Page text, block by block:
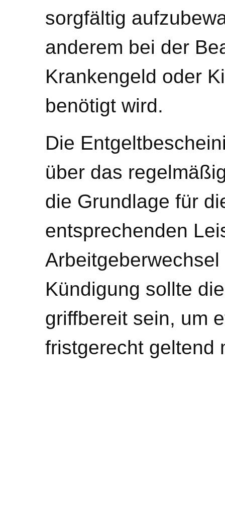
sorgfältig
anderem bei der
Krankengeld oder
benötigt wird.
Die
über das
die Grundlage für
entsprechenden
Kündigung sollte
griffbereit sein, um
fristgerecht geltend